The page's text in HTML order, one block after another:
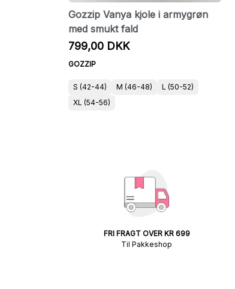
Gozzip Vanya kjole i armygrøn
med smukt fald
799,00 DKK
GOZZIP
S (42-44) M (46-48)
L (50-52)
XL (54-56)
FRI FRAGT OVER KR 699
Til Pakkeshop